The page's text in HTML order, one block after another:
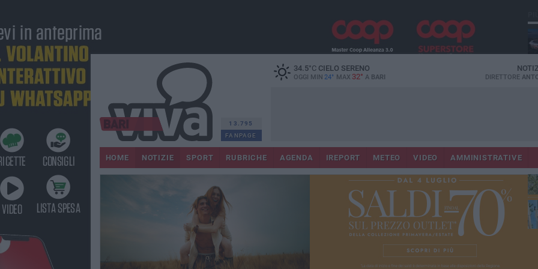
13.795
FANPAGE
34.5°CCIELO SERENO
OGGI MIN 24° MAX 32° A BARI DIRETTORE
HOME NOTIZIE SPORT RUBRICHE AGENDA IREPORT METEO VIDEO AMMINISTRATIVE